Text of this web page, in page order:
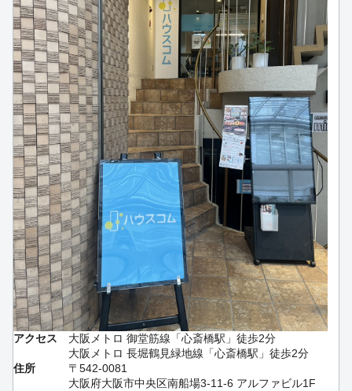
アクセス
大阪メトロ 御堂筋線「心斎橋駅」徒歩2分
大阪メトロ 長堀鶴見緑地線「心斎橋駅」徒歩2分
住所
〒542-0081
大阪府大阪市中央区南船場3-11-6 アルファビル1F